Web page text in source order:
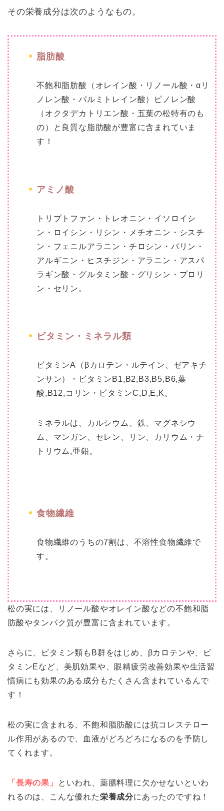
その栄養成分は次のようなもの。
脂肪酸
不飽和脂肪酸（オレイン酸・リノール酸・αリ
ノレン酸・パルミトレイン酸）ピノレン酸
（オクタデカトリエン酸・五葉の松特有のも
の）と良質な脂肪酸が豊富に含まれていま
す！
アミノ酸
トリプトファン・トレオニン・イソロイシ
ン・ロイシン・リシン・メチオニン・シスチ
ン・フェニルアラニン・チロシン・バリン・
アルギニン・ヒスチジン・アラニン・アスパ
ラギン酸・グルタミン酸・グリシン・プロリ
ン・セリン。
ビタミン・ミネラル類
ビタミンA（βカロテン・ルテイン、ゼアキチ
ンサン）・ビタミンB1,B2,B3,B5,B6,葉
酸,B12,コリン・ビタミンC,D,E,K。
ミネラルは、カルシウム、鉄、マグネシウ
ム、マンガン、セレン、リン、カリウム・ナ
トリウム,亜鉛。
食物繊維
食物繊維のうちの7割は、不溶性食物繊維で
す。
松の実には、
リノール酸やオレイン酸などの不飽和脂
肪酸やタンパク質が豊富に含まれています。
さらに、
ビタミン類もB群をはじめ、βカロテンや、ビ
タミンEなど、美肌効果や、眼精疲労改善効果や生活習
慣病にも効果のある成分もたくさん含まれているんで
す！
松の実に含まれる、不飽和脂肪酸には抗コレステロー
ル作用があるので、血液がどろどろになるのを予防し
てくれます。
「長寿の果」
といわれ、薬膳料理に欠かせないといわ
れるのは、こんな優れた栄養成分にあったのですね！